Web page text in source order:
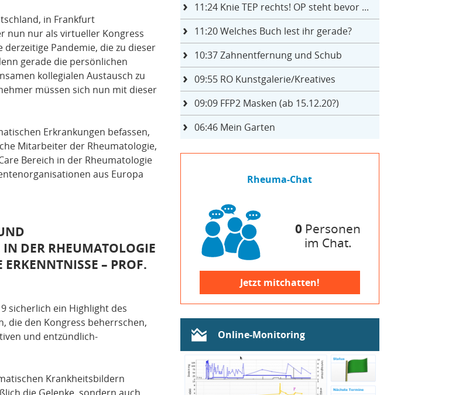
in Frankfurt
nun nur als virtueller Kongress
Pandemie, die zu dieser
gerade die persönlichen
kollegialen Austausch zu
müssen sich nun mit dieser
Erkrankungen befassen,
Mitarbeiter der Rheumatologie,
Bereich in der Rheumatologie
aus Europa
DER RHEUMATOLOGIE
– PROF.
sicherlich ein Highlight des
die den Kongress beherrschen,
und entzündlich-
Krankheitsbildern
11:24Knie TEP rechts! OP steht bevor ...
11:20Welches Buch lest ihr gerade?
10:37Zahnentfernung und Schub
09:55RO Kunstgalerie/Kreatives
09:09FFP2 Masken (ab 15.12.20?)
06:46Mein Garten
Rheuma-Chat
0 Personen
im Chat.
Jetzt mitchatten!
Online-Monitoring